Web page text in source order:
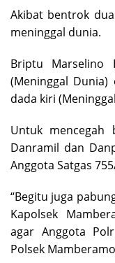
Akibat bentrok
meninggal dunia.
Briptu Marselino
(Meninggal
dada kiri
Untuk mencegah
Danramil dan
Anggota Satgas
“Begitu juga
Kapolsek
agar Anggota
Polsek